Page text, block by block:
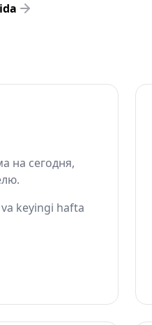
на сегодня,
keyingi hafta